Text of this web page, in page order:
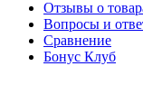
Отзывы о
Вопросы и
Сравнение
Бонус Клуб